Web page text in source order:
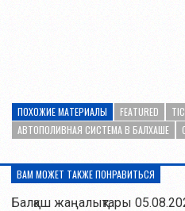
ПОХОЖИЕ МАТЕРИАЛЫ FEATURED
АВТОПОЛИВНАЯ СИСТЕМА В БАЛХАШЕ
ВАМ МОЖЕТ ТАКЖЕ ПОНРАВИТЬСЯ
Балқаш жаңалықтары